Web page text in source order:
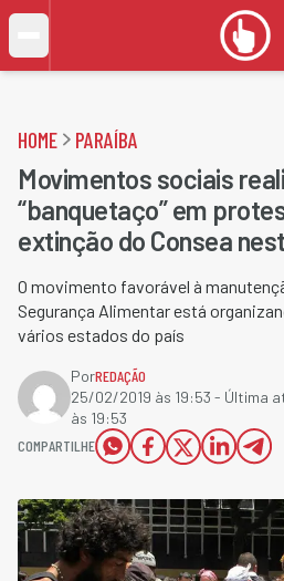
HOME PARAÍBA
Movimentos sociais
“banquetaço” em
extinção do Consea
O movimento favorável à
Segurança Alimentar está
vários estados do país
PorREDAÇÃO
25/02/2019 às 19:53 - Última
às 19:53
COMPARTILHE